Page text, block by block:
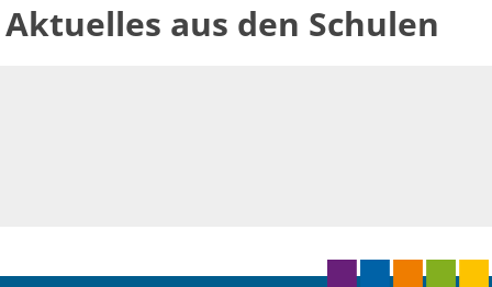
Aktuelles aus den Schulen